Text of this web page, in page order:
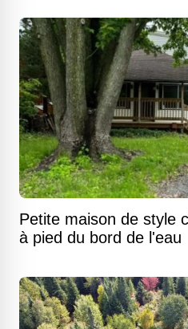
Petite maison de style
à pied du bord de l'eau